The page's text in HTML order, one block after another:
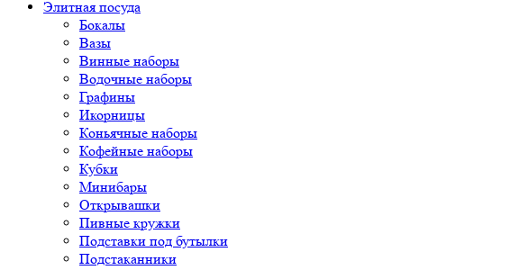
Элитная посуда
Бокалы
Вазы
Винные наборы
Водочные наборы
Графины
Икорницы
Коньячные наборы
Кофейные наборы
Кубки
Минибары
Открывашки
Пивные кружки
Подставки под бутылки
Подстаканники